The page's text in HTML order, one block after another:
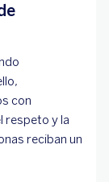
con
respeto y la
reciban un